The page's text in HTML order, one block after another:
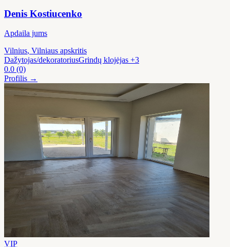
Denis Kostiucenko
Apdaila jums
Vilnius, Vilniaus apskritis
Dažytojas/dekoratoriusGrindų klojėjas +3
0.0 (0)
Profilis →
VIP